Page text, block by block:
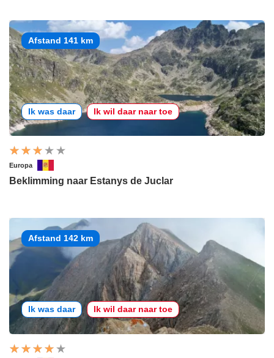
Afstand 141 km
Ik was daar Ik wil daar naar toe
Europa
Beklimming naar Estanys de Juclar
Afstand 142 km
Ik was daar Ik wil daar naar toe